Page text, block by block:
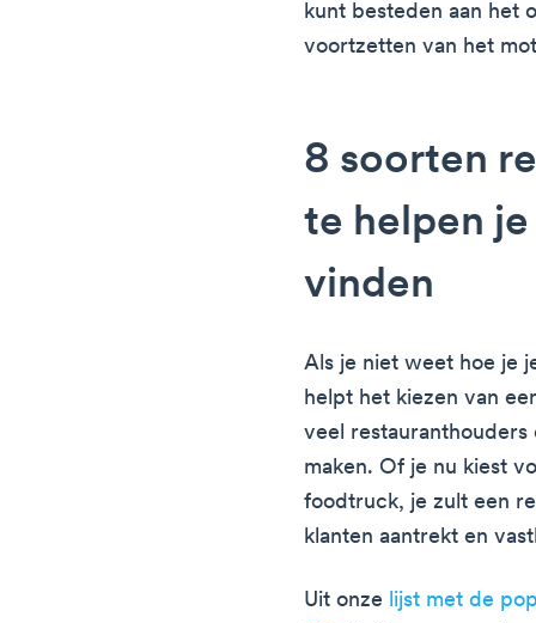
kunt besteden aan het
voortzetten van het
8 soorten
te helpen
vinden
Als je niet weet hoe je
helpt het kiezen van
veel restauranthouders
maken. Of je nu kiest
foodtruck, je zult een
klanten aantrekt en
Uit onze lijst met de